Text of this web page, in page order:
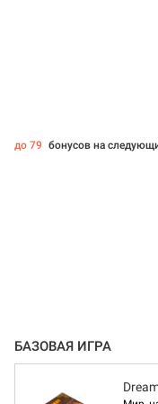
до 79 бонусов на
БАЗОВАЯ ИГРА